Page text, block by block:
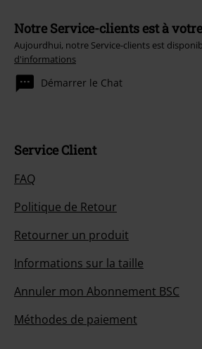
Notre Service-clients est à
Aujourdhui, notre Service-clients est
d'informations
Démarrer le Chat
Service Client
FAQ
Politique de Retour
Retourner un produit
Informations sur la taille
Annuler mon Abonnement BSC
Méthodes de paiement